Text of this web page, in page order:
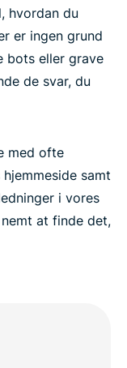
hvordan du
er ingen grund
bots eller grave
de svar, du
med ofte
samt
i vores
at finde det,